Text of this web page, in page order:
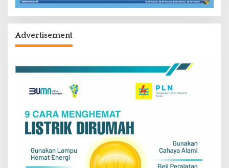
Advertisement